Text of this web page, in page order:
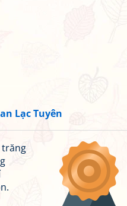
Lạc Tuyên
trăng